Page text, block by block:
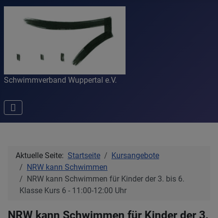
Schwimmverband Wuppertal e.V.
Aktuelle Seite: Startseite
Kursangebote
NRW kann Schwimmen
NRW kann Schwimmen für Kinder der 3. bis 6.
Klasse Kurs 6 - 11:00-12:00 Uhr
NRW kann Schwimmen für Kinder der 3.